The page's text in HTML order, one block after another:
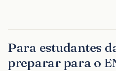
Para estudantes
preparar para o